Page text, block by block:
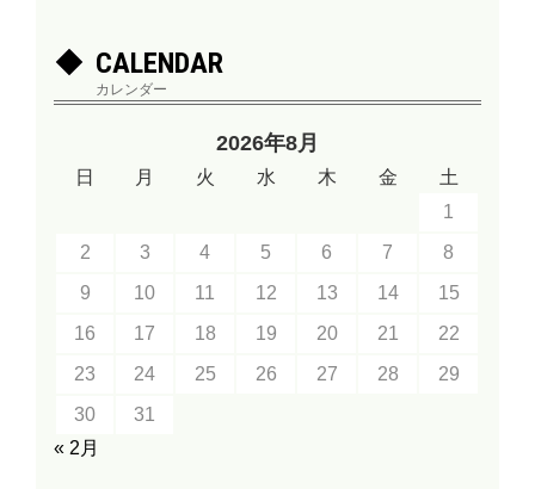
CALENDAR
カレンダー
2026年8月
日 月 火 水 木 金
土
1
2
3 4 5 6 7
8
9
10 11 12 13 14
15
16
17 18 19 20 21
22
23
24 25 26 27 28
29
30
31
« 2月